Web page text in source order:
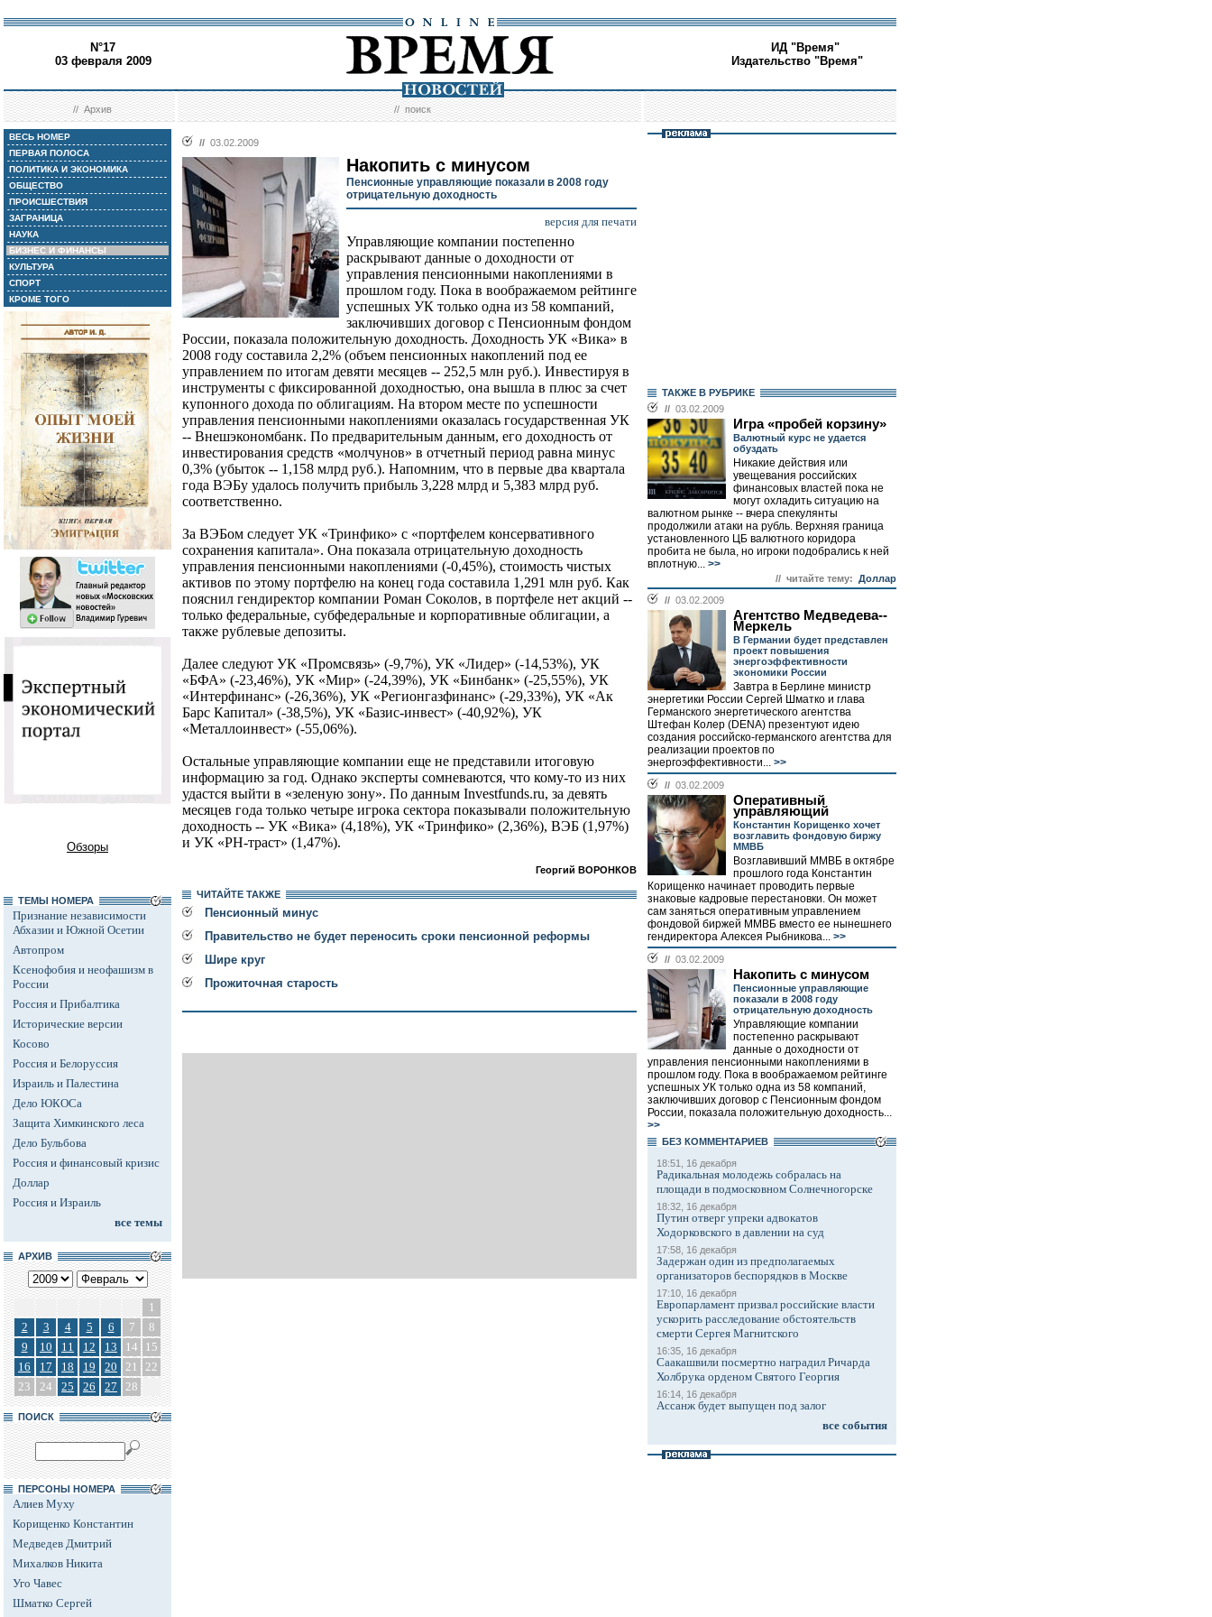
N°17
03 февраля 2009
ИД "Время"
Издательство "Время"
//Архив //поиск
ВЕСЬ НОМЕР
ПЕРВАЯ ПОЛОСА
ПОЛИТИКА И ЭКОНОМИКА
ОБЩЕСТВО
ПРОИСШЕСТВИЯ
ЗАГРАНИЦА
НАУКА
БИЗНЕС И ФИНАНСЫ
КУЛЬТУРА
СПОРТ
КРОМЕ ТОГО
Обзоры
ТЕМЫ НОМЕРА
Признание независимости
Абхазии и Южной Осетии
Автопром
Ксенофобия и неофашизм в
России
Россия и Прибалтика
Исторические версии
Косово
Россия и Белоруссия
Израиль и Палестина
Дело ЮКОСа
Защита Химкинского леса
Дело Бульбова
Россия и финансовый кризис
Доллар
Россия и Израиль
все темы
АРХИВ
1
2
3 4 5 6 7
8
9
10 11 12 13 14
15
16
17 18 19 20 21
22
23
24 25 26 27 28
ПОИСК
ПЕРСОНЫ НОМЕРА
Алиев Муху
Корищенко Константин
Медведев Дмитрий
Михалков Никита
Уго Чавес
Шматко Сергей
// 03.02.2009
Накопить с минусом
Пенсионные управляющие показали в 2008 году
отрицательную доходность
версия для печати
Управляющие компании постепенно
раскрывают данные о доходности от
управления пенсионными накоплениями в
прошлом году. Пока в воображаемом рейтинге
успешных УК только одна из 58 компаний,
заключивших договор с Пенсионным фондом
России, показала положительную доходность. Доходность УК «Вика» в
2008 году составила 2,2% (объем пенсионных накоплений под ее
управлением по итогам девяти месяцев -- 252,5 млн руб.). Инвестируя в
инструменты с фиксированной доходностью, она вышла в плюс за счет
купонного дохода по облигациям. На втором месте по успешности
управления пенсионными накоплениями оказалась государственная УК
-- Внешэкономбанк. По предварительным данным, его доходность от
инвестирования средств «молчунов» в отчетный период равна минус
0,3% (убыток -- 1,158 млрд руб.). Напомним, что в первые два квартала
года ВЭБу удалось получить прибыль 3,228 млрд и 5,383 млрд руб.
соответственно.
За ВЭБом следует УК «Тринфико» с «портфелем консервативного
сохранения капитала». Она показала отрицательную доходность
управления пенсионными накоплениями (-0,45%), стоимость чистых
активов по этому портфелю на конец года составила 1,291 млн руб. Как
пояснил гендиректор компании Роман Соколов, в портфеле нет акций --
только федеральные, субфедеральные и корпоративные облигации, а
также рублевые депозиты.
Далее следуют УК «Промсвязь» (-9,7%), УК «Лидер» (-14,53%), УК
«БФА» (-23,46%), УК «Мир» (-24,39%), УК «Бинбанк» (-25,55%), УК
«Интерфинанс» (-26,36%), УК «Регионгазфинанс» (-29,33%), УК «Ак
Барс Капитал» (-38,5%), УК «Базис-инвест» (-40,92%), УК
«Металлоинвест» (-55,06%).
Остальные управляющие компании еще не представили итоговую
информацию за год. Однако эксперты сомневаются, что кому-то из них
удастся выйти в «зеленую зону». По данным Investfunds.ru, за девять
месяцев года только четыре игрока сектора показывали положительную
доходность -- УК «Вика» (4,18%), УК «Тринфико» (2,36%), ВЭБ (1,97%)
и УК «РН-траст» (1,47%).
Георгий ВОРОНКОВ
ЧИТАЙТЕ ТАКЖЕ
Пенсионный минус
Правительство не будет переносить сроки пенсионной реформы
Шире круг
Прожиточная старость
ТАКЖЕ В РУБРИКЕ
// 03.02.2009
Игра «пробей корзину»
Валютный курс не удается
обуздать
Никакие действия или
увещевания российских
финансовых властей пока не
могут охладить ситуацию на
валютном рынке -- вчера спекулянты
продолжили атаки на рубль. Верхняя граница
установленного ЦБ валютного коридора
пробита не была, но игроки подобрались к ней
вплотную... >>
// читайте тему: Доллар
// 03.02.2009
Агентство Медведева--
Меркель
В Германии будет представлен
проект повышения
энергоэффективности
экономики России
Завтра в Берлине министр
энергетики России Сергей Шматко и глава
Германского энергетического агентства
Штефан Колер (DENA) презентуют идею
создания российско-германского агентства для
реализации проектов по
энергоэффективности... >>
// 03.02.2009
Оперативный
управляющий
Константин Корищенко хочет
возглавить фондовую биржу
ММВБ
Возглавивший ММВБ в октябре
прошлого года Константин
Корищенко начинает проводить первые
знаковые кадровые перестановки. Он может
сам заняться оперативным управлением
фондовой биржей ММВБ вместо ее нынешнего
гендиректора Алексея Рыбникова... >>
// 03.02.2009
Накопить с минусом
Пенсионные управляющие
показали в 2008 году
отрицательную доходность
Управляющие компании
постепенно раскрывают
данные о доходности от
управления пенсионными накоплениями в
прошлом году. Пока в воображаемом рейтинге
успешных УК только одна из 58 компаний,
заключивших договор с Пенсионным фондом
России, показала положительную доходность...
>>
БЕЗ КОМMЕНТАРИЕВ
18:51, 16 декабря
Радикальная молодежь собралась на
площади в подмосковном Солнечногорске
18:32, 16 декабря
Путин отверг упреки адвокатов
Ходорковского в давлении на суд
17:58, 16 декабря
Задержан один из предполагаемых
организаторов беспорядков в Москве
17:10, 16 декабря
Европарламент призвал российские власти
ускорить расследование обстоятельств
смерти Сергея Магнитского
16:35, 16 декабря
Саакашвили посмертно наградил Ричарда
Холбрука орденом Святого Георгия
16:14, 16 декабря
Ассанж будет выпущен под залог
все события